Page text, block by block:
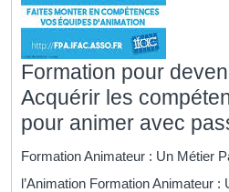
Formation pour
Acquérir les
pour animer avec
Formation Animateur : Un Métier
l’Animation Formation Animateur